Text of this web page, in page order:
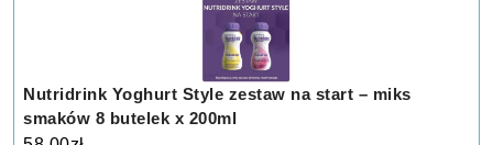
Nutridrink Yoghurt Style zestaw na start – miks
smaków 8 butelek x 200ml